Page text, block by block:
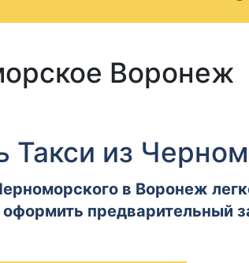
Воронеж
Такси из
в Воронеж
оформить предварительный